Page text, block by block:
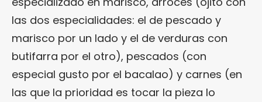
las dos especialidades: el de pescado y
marisco por un lado y el de verduras con
butifarra por el otro), pescados (con
especial gusto por el bacalao) y carnes (en
las que la prioridad es tocar la pieza lo